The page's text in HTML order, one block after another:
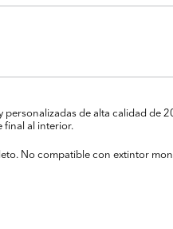
personalizadas de alta calidad de
al interior.
No compatible con extintor